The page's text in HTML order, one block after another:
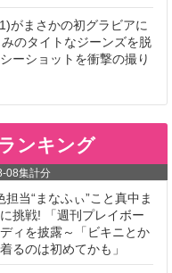
がまさかの初グラビアに
のタイトなジーンズを脱
ーショットを衝撃の撮り
ンキング
08集計分
担当“まなふぃ”こと真中ま
挑戦! 「週刊プレイボー
ィを披露～「ビキニとか
るのは初めてかも」